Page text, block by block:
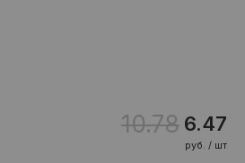
10.78 6.47
руб. / шт